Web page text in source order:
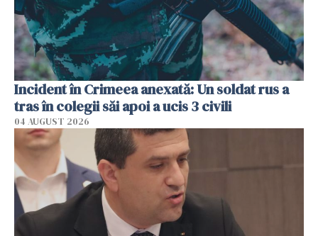
Incident în Crimeea anexată: Un soldat rus a
tras în colegii săi apoi a ucis 3 civili
04 AUGUST 2026